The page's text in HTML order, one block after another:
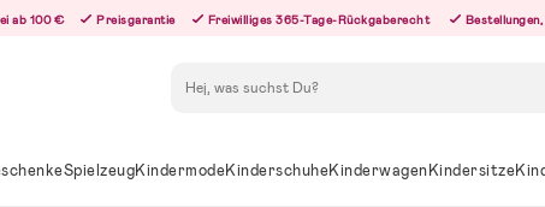
ab 100 € Preisgarantie Freiwilliges 365-Tage-Rückgaberecht
SpielzeugKindermodeKinderschuheKinderwagenKindersitze